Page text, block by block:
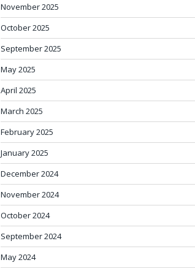
November 2025
October 2025
September 2025
May 2025
April 2025
March 2025
February 2025
January 2025
December 2024
November 2024
October 2024
September 2024
May 2024